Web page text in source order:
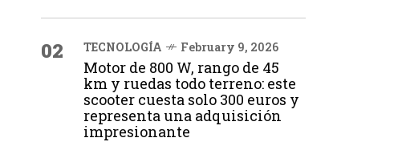
02 TECNOLOGÍA February 9, 2026
Motor de 800 W, rango de 45
km y ruedas todo terreno: este
scooter cuesta solo 300 euros y
representa una adquisición
impresionante